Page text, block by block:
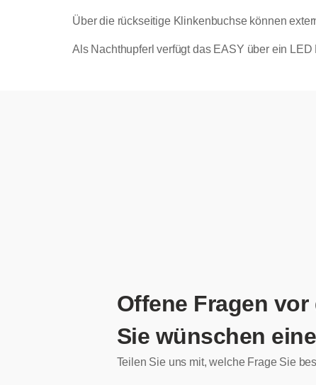
Über die rückseitige Klinkenbuchse können
Als Nachthupferl verfügt das EASY über ein
Offene Fragen vor
Sie wünschen
Teilen Sie uns mit, welche Frage Sie